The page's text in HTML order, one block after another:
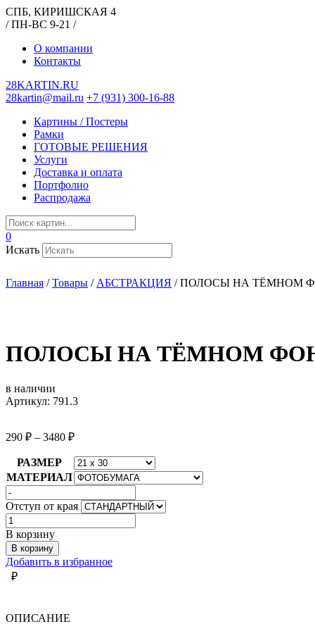
СПБ, КИРИШСКАЯ 4
/ ПН-ВС 9-21 /
О компании
Контакты
28KARTIN.RU
28kartin@mail.ru +7 (931) 300-16-88
Картины / Постеры
Рамки
ГОТОВЫЕ РЕШЕНИЯ
Услуги
Доставка и оплата
Портфолио
Распродажа
0
Искать
Главная /Товары / АБСТРАКЦИЯ /ПОЛОСЫ НА ТЁМНОМ
ПОЛОСЫ НА ТЁМНОМ
в наличии
Артикул: 791.3
290 ₽ – 3480 ₽
РАЗМЕР
МАТЕРИАЛ
Отступ от края
Количество
товара
ПОЛОСЫ
НА
ТЁМНОМ
ФОНЕ
В корзину
В корзину
Добавить в избранное
₽
ОПИСАНИЕ